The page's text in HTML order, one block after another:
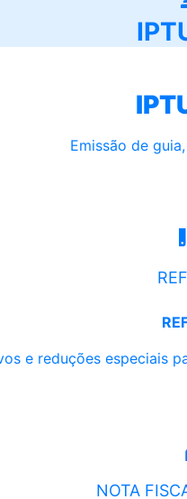
Emissão de
e reduções especiais
NOTA